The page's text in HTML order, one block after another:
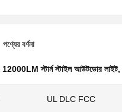
পণ্যের বর্ণনা
12000LM স্টার্ন স্টাইল আউটডোর লাইট,
UL DLC FCC